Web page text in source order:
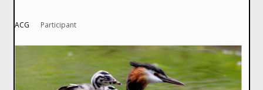
ACG Participant